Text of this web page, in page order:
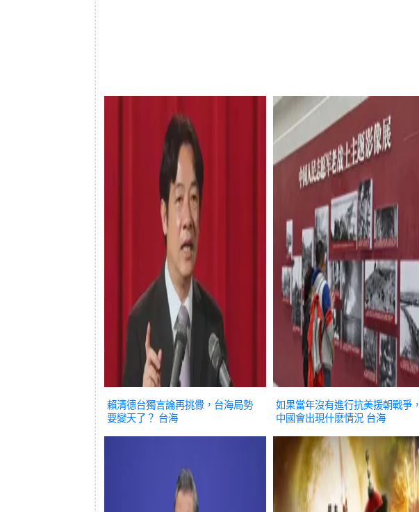
賴清德台獨言論再挑釁，台海局勢
要變天了？ 台海
如果當年沒有進行抗美援朝戰爭，
中國會出現什麽情況 台海